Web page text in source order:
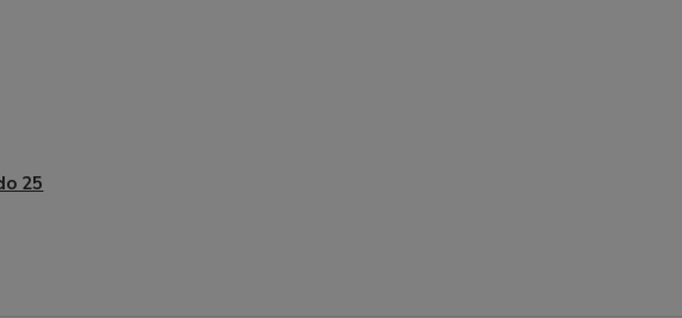
25